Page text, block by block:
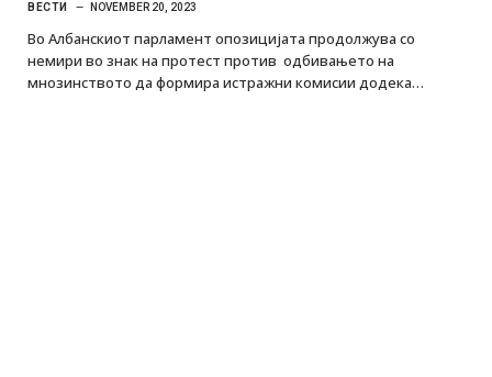
ВЕСТИ NOVEMBER 20, 2023
Во Албанскиот парламент опозицијата продолжува со
немири во знак на протест против одбивањето на
мнозинството да формира истражни комисии додека…